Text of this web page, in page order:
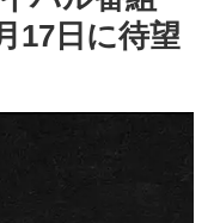
17日に待望